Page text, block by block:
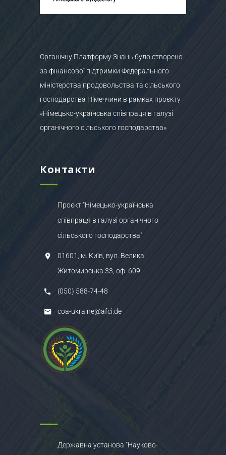
Органічну Платформу Знань було створено
за фінансової підтримки Федерального
міністерства продовольства та сільського
господарства Німеччини в рамках проєкту
«Німецько-українська співпраця в галузі
органічного сільського господарства»
Контакти
Проєкт "Німецько-українська
співпраця в галузі органічного
сільського господарства"
01601, м. Київ, вул. Велика
Житомирська 33, оф. 609
(050) 588-74-48
coa-ukraine@afci.de
Державна установа "Науково-